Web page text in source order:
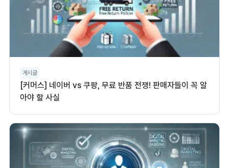
게시글
[커머스] 네이버 vs 쿠팡, 무료 반품 전쟁! 판매자들이 꼭 알
아야 할 사실